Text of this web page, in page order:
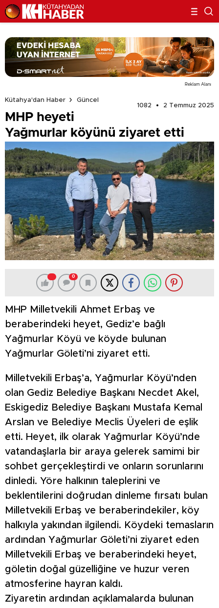
Reklam Alanı
Kütahya'dan Haber
Güncel
1082
2 Temmuz 2025
MHP heyeti
Yağmurlar köyünü ziyaret etti
0
MHP Milletvekili Ahmet Erbaş ve
beraberindeki heyet, Gediz’e bağlı
Yağmurlar Köyü ve köyde bulunan
Yağmurlar Göleti’ni ziyaret etti.
Milletvekili Erbaş’a, Yağmurlar Köyü’nden
olan Gediz Belediye Başkanı Necdet Akel,
Eskigediz Belediye Başkanı Mustafa Kemal
Arslan ve Belediye Meclis Üyeleri de eşlik
etti. Heyet, ilk olarak Yağmurlar Köyü’nde
vatandaşlarla bir araya gelerek samimi bir
sohbet gerçekleştirdi ve onların sorunlarını
dinledi. Yöre halkının taleplerini ve
beklentilerini doğrudan dinleme fırsatı bulan
Milletvekili Erbaş ve beraberindekiler, köy
halkıyla yakından ilgilendi. Köydeki temasların
ardından Yağmurlar Göleti’ni ziyaret eden
Milletvekili Erbaş ve beraberindeki heyet,
göletin doğal güzelliğine ve huzur veren
atmosferine hayran kaldı.
Ziyaretin ardından açıklamalarda bulunan